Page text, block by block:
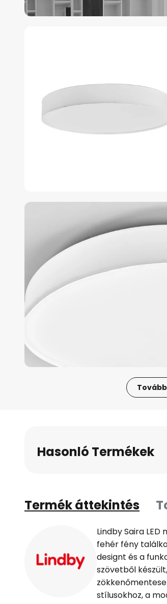
Hasonló Termékek
Termék áttekintés
Lindby Saira
fehér fény
designt és a
szövetből
stílusokhoz, a